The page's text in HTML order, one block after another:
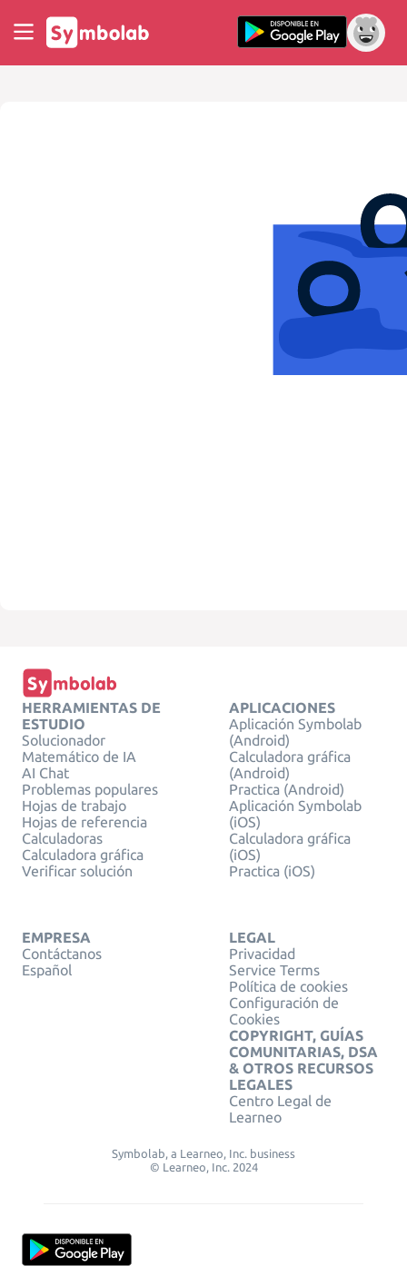
HERRAMIENTAS DE
ESTUDIO
Solucionador
Matemático de IA
AI Chat
Problemas populares
Hojas de trabajo
Hojas de referencia
Calculadoras
Calculadora gráfica
Verificar solución
APLICACIONES
Aplicación Symbolab
(Android)
Calculadora gráfica
(Android)
Practica (Android)
Aplicación Symbolab
(iOS)
Calculadora gráfica
(iOS)
Practica (iOS)
EMPRESA
Contáctanos
Español
LEGAL
Privacidad
Service Terms
Política de cookies
Configuración de
Cookies
COPYRIGHT, GUÍAS
COMUNITARIAS, DSA
& OTROS RECURSOS
LEGALES
Centro Legal de
Learneo
Symbolab, a Learneo, Inc. business
© Learneo, Inc. 2024